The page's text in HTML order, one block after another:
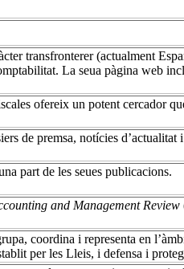
transfronterer (actualment
La seua pàgina web
ofereix un potent cercador
de premsa, notícies
part de les seues publicacions.
and Management Review
coordina i representa en
per les Lleis, i defensa i